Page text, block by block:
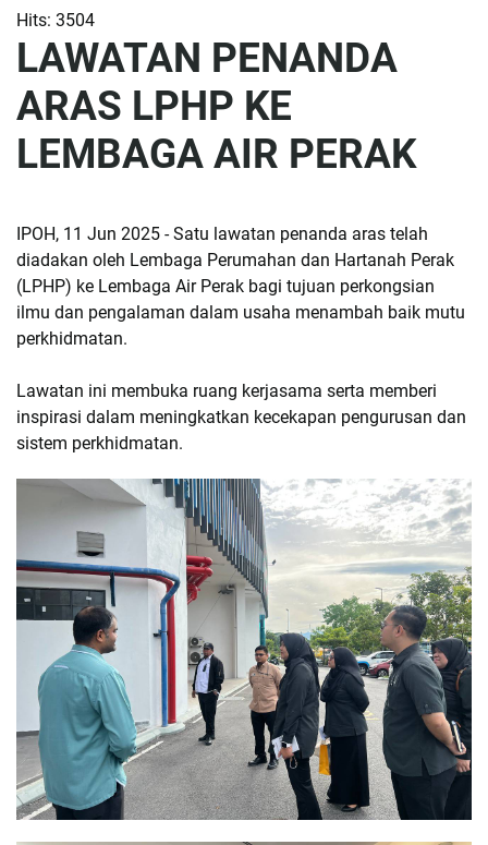
Hits: 3504
LAWATAN PENANDA
ARAS LPHP KE
LEMBAGA AIR PERAK
IPOH, 11 Jun 2025 - Satu lawatan penanda aras telah
diadakan oleh Lembaga Perumahan dan Hartanah Perak
(LPHP) ke Lembaga Air Perak bagi tujuan perkongsian
ilmu dan pengalaman dalam usaha menambah baik mutu
perkhidmatan.
Lawatan ini membuka ruang kerjasama serta memberi
inspirasi dalam meningkatkan kecekapan pengurusan dan
sistem perkhidmatan.